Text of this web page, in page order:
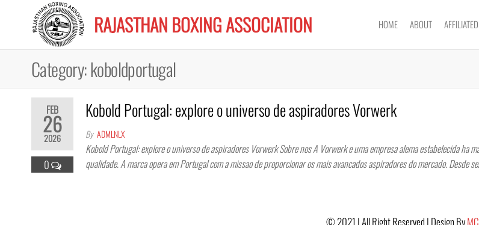
RAJASTHAN BOXING ASSOCIATION HOME ABOUT
Category:koboldportugal
FEB
26
2026
0
Kobold Portugal: explore o universo de aspiradores Vorwerk
By ADMLNLX
Kobold Portugal: explore o universo de aspiradores Vorwerk Sobre nos A Vorwerk e uma empresa alema estabelecida ha
qualidade. A marca opera em Portugal com a missao de proporcionar os mais avancados aspiradores do mercado. Desde
© 2021 | All Right Reserved | Design By